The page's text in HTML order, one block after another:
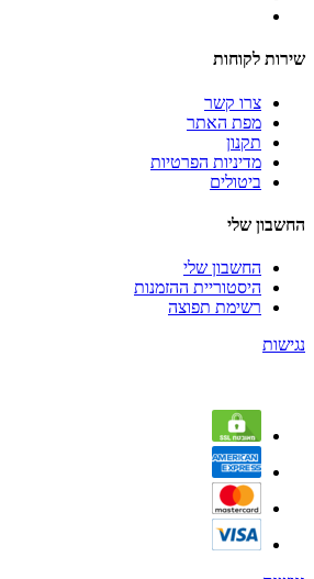
שירות לקוחות
צרו קשר
מפת האתר
תקנון
מדיניות הפרטיות
ביטולים
החשבון שלי
החשבון שלי
היסטוריית ההזמנות
רשימת תפוצה
נגישות